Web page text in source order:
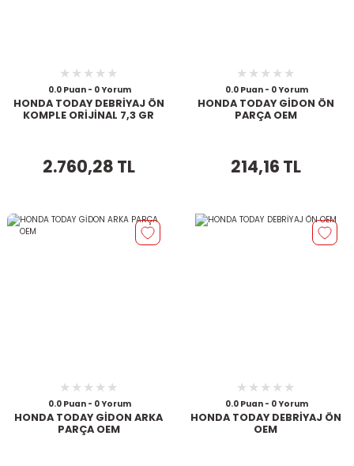
0.0 Puan - 0 Yorum
HONDA TODAY DEBRİYAJ ÖN
KOMPLE ORİJİNAL 7,3 GR
2.760,28 TL
0.0 Puan - 0 Yorum
HONDA TODAY GİDON ÖN
PARÇA OEM
214,16 TL
0.0 Puan - 0 Yorum
HONDA TODAY GİDON ARKA
PARÇA OEM
0.0 Puan - 0 Yorum
HONDA TODAY DEBRİYAJ ÖN
OEM